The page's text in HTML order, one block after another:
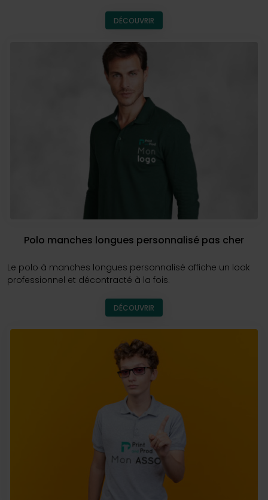
vos valeurs et parfaitement adapté à votre audience.
L’équipe est à votre disposition pour répondre à vos
vous conseillersur les matières, les couleurs ou
les techniques, et vous établir un devis personnalisé.
N’attendez plus pour habiller vos équipes avec style et
faire rayonner votre identité grâce à un
agréable à porter qu’efficace à communiquer.
DÉCOUVRIR
Polo manches longues personnalisé pas cher
Le polo à manches longues personnalisé affiche un look
professionnel et décontracté à la fois.
DÉCOUVRIR